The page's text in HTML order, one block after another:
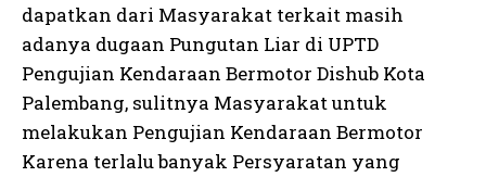
dapatkan dari Masyarakat terkait masih
adanya dugaan Pungutan Liar di UPTD
Pengujian Kendaraan Bermotor Dishub Kota
Palembang, sulitnya Masyarakat untuk
melakukan Pengujian Kendaraan Bermotor
Karena terlalu banyak Persyaratan yang